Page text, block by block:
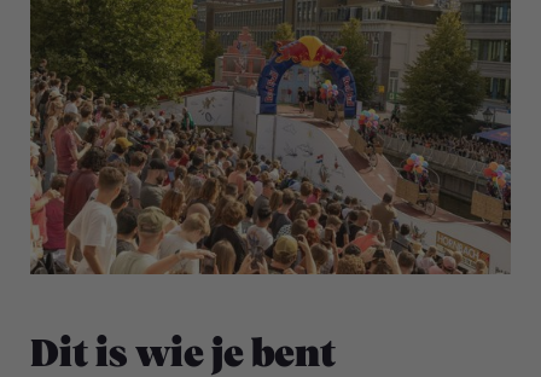
Dit is wie je bent